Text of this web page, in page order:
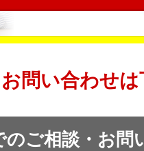
問い合わせ
のご相談・お問